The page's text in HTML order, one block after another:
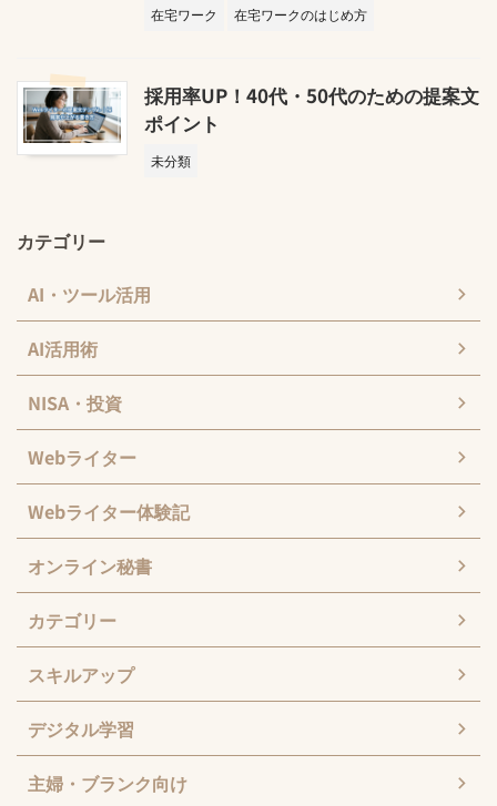
在宅ワーク 在宅ワークのはじめ方
採用率UP！40代・50代のための提案文
ポイント
未分類
カテゴリー
AI・ツール活用
AI活用術
NISA・投資
Webライター
Webライター体験記
オンライン秘書
カテゴリー
スキルアップ
デジタル学習
主婦・ブランク向け